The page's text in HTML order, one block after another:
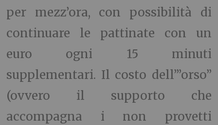
per mezz’ora, con possibilità di
continuare le pattinate con un
euro ogni 15 minuti
supplementari. Il costo dell’”orso”
(ovvero il supporto che
accompagna i non provetti